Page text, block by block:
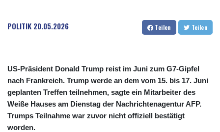
CRC 525.509359
CUC 1.156136
CZK 24.258158
DJF 205.46888
DOP 67.345355
DZD 153.688625
EGP 57.293288
POLITIK 20.05.2026 Teilen Teilen
US-Präsident Donald Trump reist im Juni zum G7-Gipfel
nach Frankreich. Trump werde an dem vom 15. bis 17. Juni
geplanten Treffen teilnehmen, sagte ein Mitarbeiter des
Weiße Hauses am Dienstag der Nachrichtenagentur AFP.
Trumps Teilnahme war zuvor nicht offiziell bestätigt
worden.